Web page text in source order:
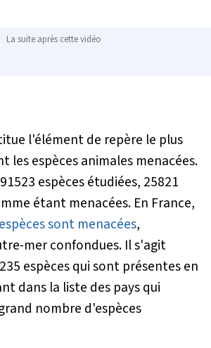
La suite après cette vidéo
l'élément de repère le plus
les espèces animales menacées.
espèces étudiées, 25821
étant menacées. En France,
sont menacées,
mer confondues. Il s'agit
espèces qui sont présentes en
dans la liste des pays qui
nombre d'espèces